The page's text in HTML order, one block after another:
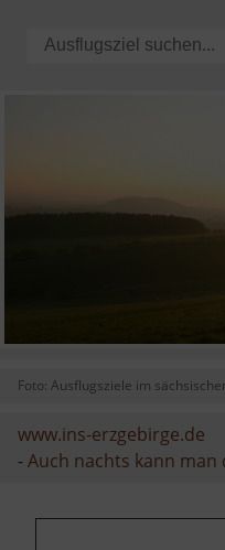
Foto: Ausflugsziele im
www.ins-erzgebirge.de
-Auch nachts kann man